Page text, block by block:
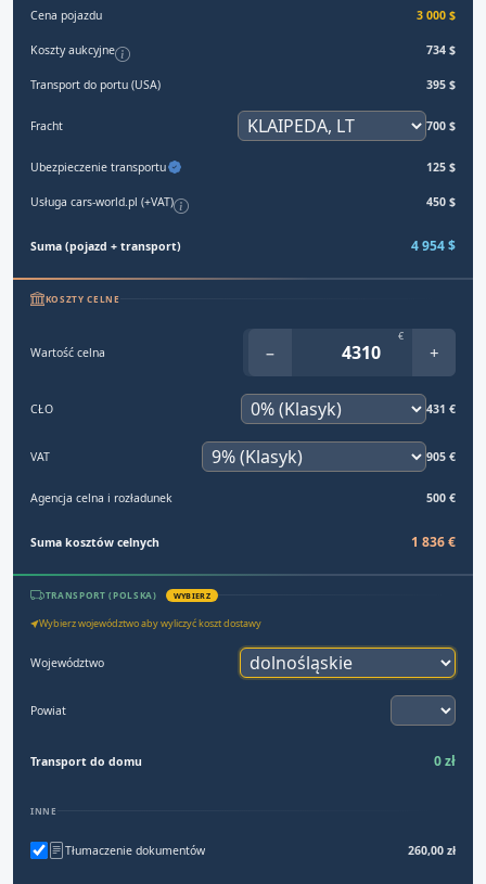
Cena pojazdu 3 000 $
Koszty aukcyjne 734 $
Transport do portu (USA) 395 $
Fracht 700 $
Ubezpieczenie transportu 125 $
Usługa cars-world.pl (+VAT) 450 $
Suma (pojazd + transport) 4 954 $
KOSZTY CELNE
Wartość celna −
€
+
CŁO 431 €
VAT 905 €
Agencja celna i rozładunek 500 €
Suma kosztów celnych 1 836 €
TRANSPORT (POLSKA) WYBIERZ
Wybierz województwo aby wyliczyć koszt dostawy
Województwo
Powiat
Transport do domu 0 zł
INNE
Tłumaczenie dokumentów 260,00 zł